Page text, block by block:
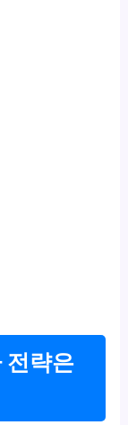
전략은